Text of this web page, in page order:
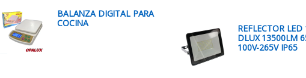
BALANZA DIGITAL PARA
COCINA
REFLECTOR
DLUX 13500LM
100V-265V IP65